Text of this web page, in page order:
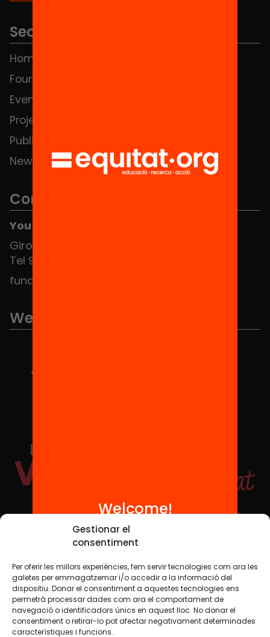
Gestionar el
consentiment
Per oferir les millors experiències, fem servir tecnologies com ara les
galetes per emmagatzemar i/o accedir a la informació del
dispositiu. Donar el consentiment a aquestes tecnologies ens
permetrà processar dades com ara el comportament de
navegació o identificadors únics en aquest lloc. No donar el
consentiment o retirar-lo pot afectar negativament determinades
característiques i funcions.
Sections
Home
Foundation
Events
Projects
Publications and videos
News
Contact
You can find us at the Social HUB
Girona 34, interior 08010 Barcelona
Tel 934 588 700
fundacio@equitat.org
We are part of...
Social Media
TW YTB IG FB IN
Legal NoticeCookie Policy
Welcome!